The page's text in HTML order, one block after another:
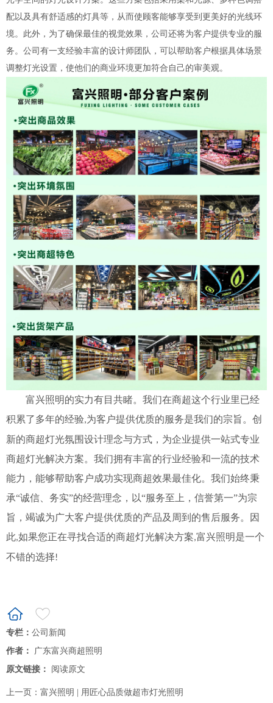
配以及具有舒适感的灯具等，从而使顾客能够享受到更美好的光线环
境。此外，为了确保最佳的视觉效果，公司还将为客户提供专业的服
务。公司有一支经验丰富的设计师团队，可以帮助客户根据具体场景
调整灯光设置，使他们的商业环境更加符合自己的审美观。
富兴照明的实力有目共睹。我们在商超这个行业里已经
积累了多年的经验,为客户提供优质的服务是我们的宗旨。创
新的商超灯光氛围设计理念与方式，为企业提供一站式专业
商超灯光解决方案。我们拥有丰富的行业经验和一流的技术
能力，能够帮助客户成功实现商超效果最佳化。我们始终秉
承“诚信、务实”的经营理念，以“服务至上，信誉第一”为宗
旨，竭诚为广大客户提供优质的产品及周到的售后服务。
因
此,如果您正在寻找合适的商超灯光解决方案,富兴照明是一个
不错的选择!
专栏： 公司新闻
作者：
广东富兴商超照明
原文链接：
阅读原文
上一页： 富兴照明 | 用匠心品质做超市灯光照明